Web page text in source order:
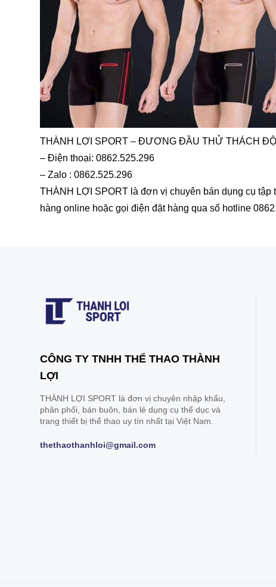
THÀNH LỢI SPORT – ĐƯƠNG ĐẦU THỬ THÁCH
– Điện thoại: 0862.525.296
– Zalo : 0862.525.296
THÀNH LỢI SPORT là đơn vị chuyên bán dụng cụ tập
hàng online hoặc gọi điện đặt hàng qua số hotline
CÔNG TY TNHH THỂ THAO THÀNH
LỢI
THÀNH LỢI SPORT là đơn vị chuyên nhập khẩu,
phân phối, bán buôn, bán lẻ dụng cụ thể dục và
trang thiết bị thể thao uy tín nhất tại Việt Nam.
thethaothanhloi@gmail.com